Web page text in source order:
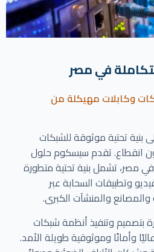
في مصر
وكابلات مهيكلة من
بنية تحتية موثوقة للشبكات
انقطاع. تقدم سيسكوم حلول
مصر، تشمل بنية تحتية متطورة
وتطبيقات السحابة عبر
والمصانع والمنشآت الكبرى.
بتصميم وتنفيذ أنظمة شبكات
وأمانًا وموثوقية طويلة الأمد.